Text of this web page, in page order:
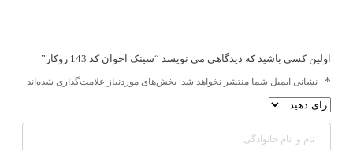
اولین کسی باشید که دیدگاهی می نویسد “سینک اخوان کد 143 روکار”
نشانی ایمیل شما منتشر نخواهد شد. بخش‌های موردنیاز علامت‌گذاری شده‌اند *